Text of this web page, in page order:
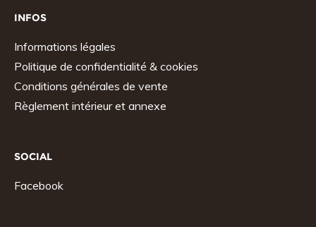
INFOS
Informations légales
Politique de confidentialité & cookies
Conditions générales de vente
Règlement intérieur et annexe
SOCIAL
Facebook